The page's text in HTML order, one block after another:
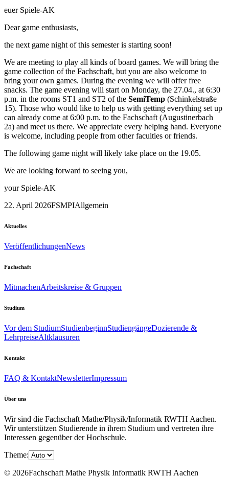
euer Spiele-AK
Dear game enthusiasts,
the next game night of this semester is starting soon!
We are meeting to play all kinds of board games. We will bring the
game collection of the Fachschaft, but you are also welcome to
bring your own games. During the evening we will offer free
snacks. The game evening will start on Monday, the 27.04., at 6:30
p.m. in the rooms ST1 and ST2 of the SemiTemp (Schinkelstraße
15). Those who would like to help us with getting everything set up
can already come at 6:00 p.m. to the Fachschaft (Augustinerbach
2a) and meet us there. We appreciate every helping hand. Everyone
is welcome, including people from other faculties or friends.
The following game night will likely take place on the 19.05.
We are looking forward to seeing you,
your Spiele-AK
22. April 2026FSMPIAllgemein
Aktuelles
VeröffentlichungenNews
Fachschaft
MitmachenArbeitskreise & Gruppen
Studium
Vor dem StudiumStudienbeginnStudiengängeDozierende &
LehrpreiseAltklausuren
Kontakt
FAQ & KontaktNewsletterImpressum
Über uns
Wir sind die Fachschaft Mathe/Physik/Informatik RWTH Aachen.
Wir unterstützen Studierende in ihrem Studium und vertreten ihre
Interessen gegenüber der Hochschule.
Theme:
© 2026Fachschaft Mathe Physik Informatik RWTH Aachen